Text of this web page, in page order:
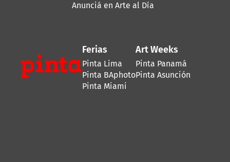
Anunciá en Arte al Día
Ferias
Pinta Lima
Pinta BAphoto
Pinta Miami
Art Weeks
Pinta Panamá
Pinta Asunción